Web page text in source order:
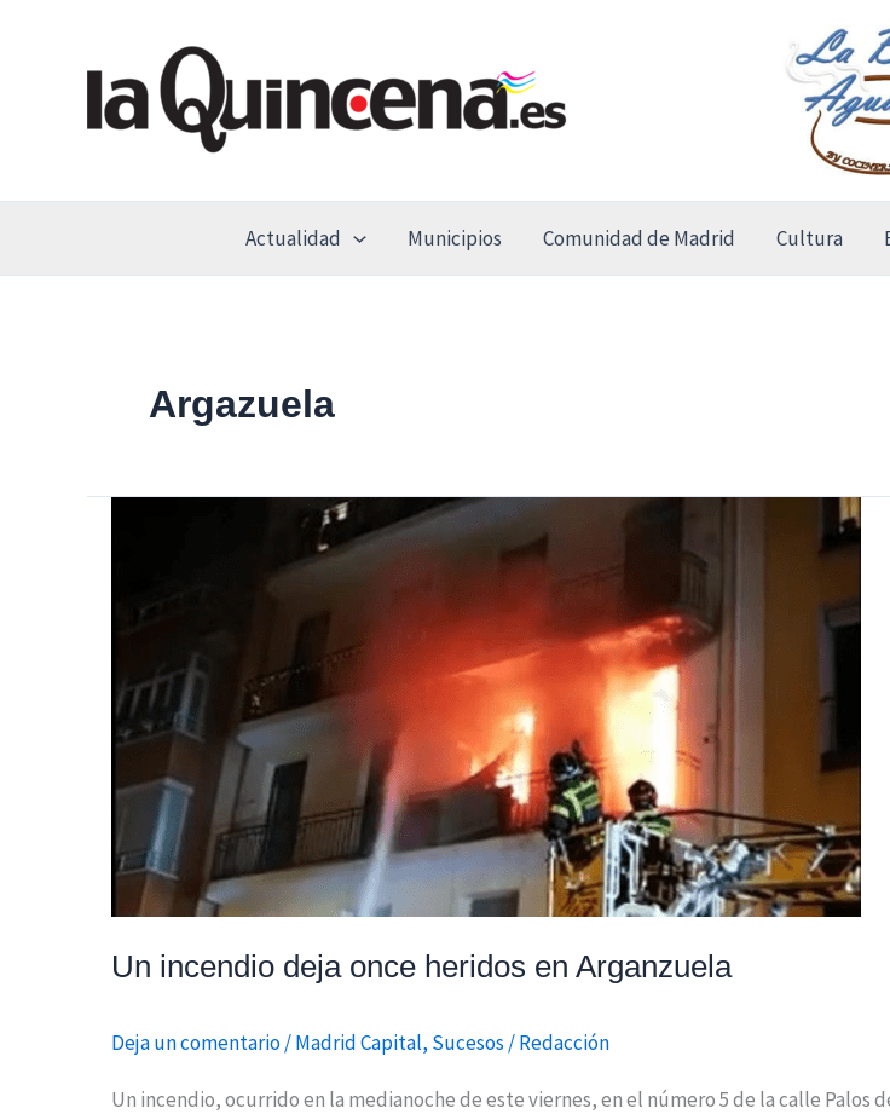
Actualidad Municipios Comunidad de Madrid Cultura
Argazuela
Un incendio deja once heridos en Arganzuela
Deja un comentario/Madrid Capital, Sucesos /Redacción
Un incendio, ocurrido en la medianoche de este viernes, en el número 5 de la calle
en
Arganzuela